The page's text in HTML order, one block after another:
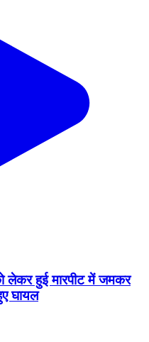
लेकर हुई मारपीट में जमकर
घायल